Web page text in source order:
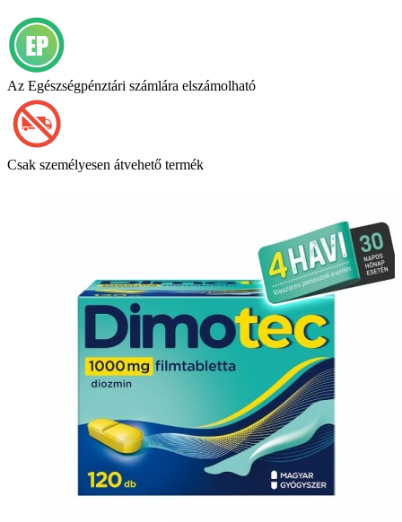
Az Egészségpénztári számlára elszámolható
Csak személyesen átvehető termék